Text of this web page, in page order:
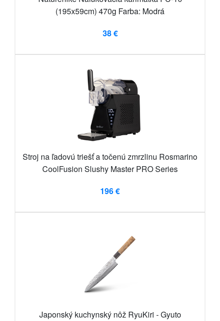
(195x59cm) 470g Farba: Modrá
38 €
Stroj na ľadovú triešť a točenú zmrzlinu Rosmarino
CoolFusion Slushy Master PRO Series
196 €
Japonský kuchynský nôž RyuKiri - Gyuto